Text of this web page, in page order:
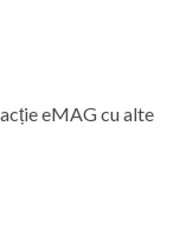
eMAG cu alte